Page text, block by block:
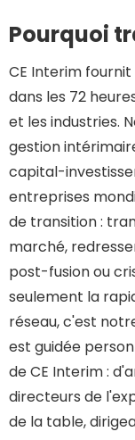
Pourquoi
CE Interim
dans les 72
et les industries.
gestion
capital-
entreprises
de transition :
marché,
post-fusion ou
seulement la
réseau, c'est
est guidée
de CE Interim :
directeurs de
de la table,